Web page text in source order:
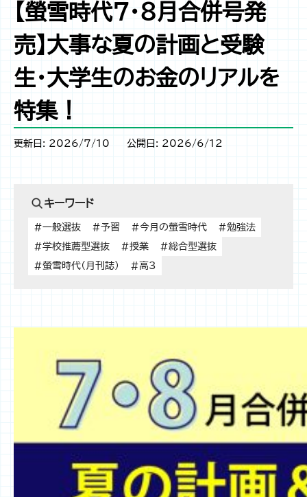
【螢雪時代７・８月合併号発
売】大事な夏の計画と受験
生・大学生のお金のリアルを
特集！
更新日: 2026/7/10 公開日: 2026/6/12
キーワード
#一般選抜 #予習 #今月の螢雪時代
#勉強法
#学校推薦型選抜
#授業
#総合型選抜
#螢雪時代（月刊誌）
#高3